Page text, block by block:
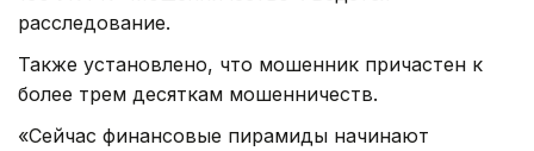
расследование.
Также установлено, что мошенник причастен к
более трем десяткам мошенничеств.
«Сейчас финансовые пирамиды начинают